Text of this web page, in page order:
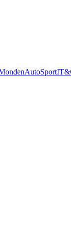
AutoSport